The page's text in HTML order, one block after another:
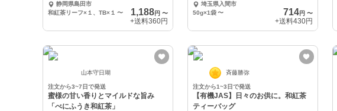
静岡県島田市
和紅茶リーフ×１、TB×１ 〜 1,188円 〜
+送料360円
埼玉県入間市
50g×1袋 〜 714円 〜
+送料430円
山本守日瑚
注文から3~7日で発送
蜜様の甘い香りとマイルドな旨み
「べにふうき和紅茶」
斉藤勝弥
注文から1~3日で発送
【有機JAS】日々のお供に。和紅茶
ティーバッグ